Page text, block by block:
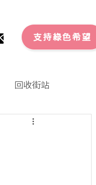
支持綠色希望
回收街站
零廢外賣